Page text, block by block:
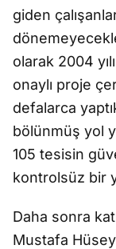
giden
olarak 2004
onaylı proje
defalarca
bölünmüş yol
105 tesisin
kontrolsüz bir
Daha sonra
Mustafa